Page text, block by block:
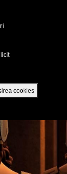
cookies